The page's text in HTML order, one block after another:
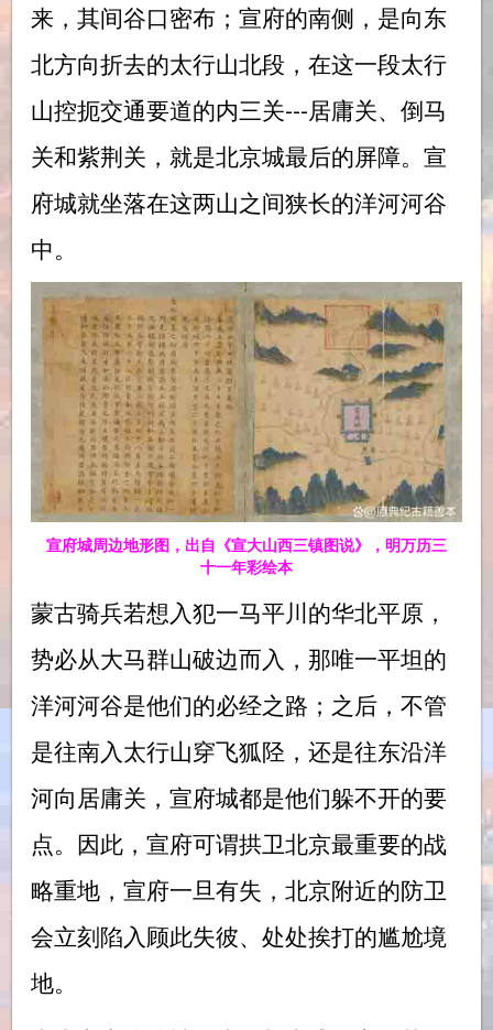
来，其间谷口密布；宣府的南侧，是向东
北方向折去的太行山北段，在这一段太行
山控扼交通要道的内三关---居庸关、倒马
关和紫荆关，就是北京城最后的屏障。宣
府城就坐落在这两山之间狭长的洋河河谷
中。
宣府城周边地形图，出自《宣大山西三镇图说》，明万历三
十一年彩绘本
蒙古骑兵若想入犯一马平川的华北平原，
势必从大马群山破边而入，那唯一平坦的
洋河河谷是他们的必经之路；之后，不管
是往南入太行山穿飞狐陉，还是往东沿洋
河向居庸关，宣府城都是他们躲不开的要
点。因此，宣府可谓拱卫北京最重要的战
略重地，宣府一旦有失，北京附近的防卫
会立刻陷入顾此失彼、处处挨打的尴尬境
地。